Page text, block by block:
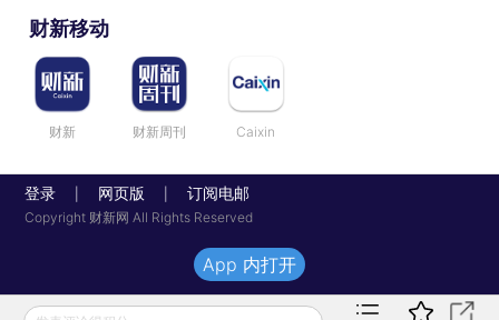
财新移动
财新 财新周刊 Caixin
登录 网页版 订阅电邮
Copyright 财新网 All Rights Reserved
App 内打开